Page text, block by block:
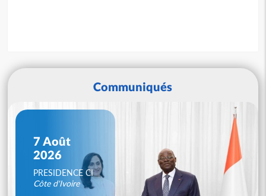
Communiqués
7 Août
2026
PRESIDENCE CI
Côte d'Ivoire